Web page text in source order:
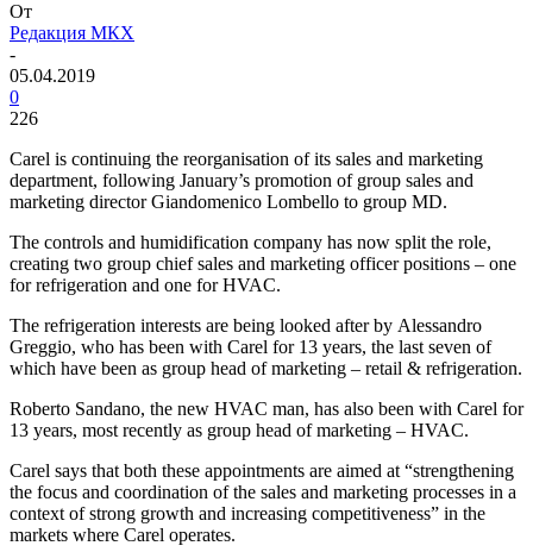
От
Редакция МКХ
-
05.04.2019
0
226
Carel is continuing the reorganisation of its sales and marketing
department, following January’s promotion of group sales and
marketing director Giandomenico Lombello to group MD.
The controls and humidification company has now split the role,
creating two group chief sales and marketing officer positions – one
for refrigeration and one for HVAC.
The refrigeration interests are being looked after by Alessandro
Greggio, who has been with Carel for 13 years, the last seven of
which have been as group head of marketing – retail & refrigeration.
Roberto Sandano, the new HVAC man, has also been with Carel for
13 years, most recently as group head of marketing – HVAC.
Carel says that both these appointments are aimed at “strengthening
the focus and coordination of the sales and marketing processes in a
context of strong growth and increasing competitiveness” in the
markets where Carel operates.